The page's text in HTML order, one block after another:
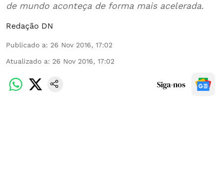
de mundo aconteça de forma mais acelerada.
Redação DN
Publicado a: 26 Nov 2016, 17:02
Atualizado a: 26 Nov 2016, 17:02
Siga-nos